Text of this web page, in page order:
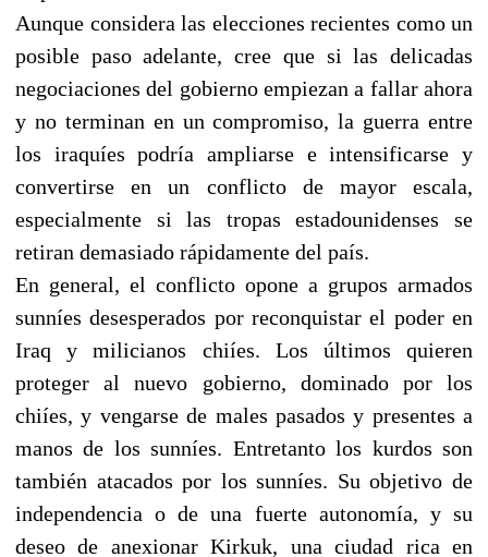
Aunque considera las elecciones recientes como un
posible paso adelante, cree que si las delicadas
negociaciones del gobierno empiezan a fallar ahora
y no terminan en un compromiso, la guerra entre
los iraquíes podría ampliarse e intensificarse y
convertirse en un conflicto de mayor escala,
especialmente si las tropas estadounidenses se
retiran demasiado rápidamente del país.
En general, el conflicto opone a grupos armados
sunníes desesperados por reconquistar el poder en
Iraq y milicianos chiíes. Los últimos quieren
proteger al nuevo gobierno, dominado por los
chiíes, y vengarse de males pasados y presentes a
manos de los sunníes. Entretanto los kurdos son
también atacados por los sunníes. Su objetivo de
independencia o de una fuerte autonomía, y su
deseo de anexionar Kirkuk, una ciudad rica en